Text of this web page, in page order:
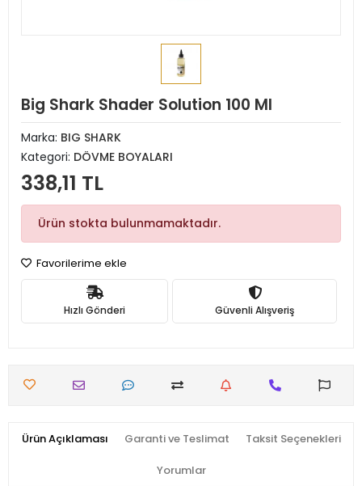
Big Shark Shader Solution 100 Ml
Marka: BIG SHARK
Kategori: DÖVME BOYALARI
338,11 TL
Ürün stokta bulunmamaktadır.
Favorilerime ekle
Hızlı Gönderi Güvenli Alışveriş
Ürün Açıklaması Garanti ve Teslimat Taksit Seçenekleri
Yorumlar